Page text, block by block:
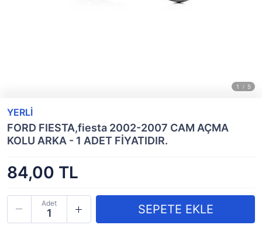
YERLİ
FORD FIESTA,fiesta 2002-2007 CAM AÇMA
KOLU ARKA - 1 ADET FİYATIDIR.
84,00 TL
Adet